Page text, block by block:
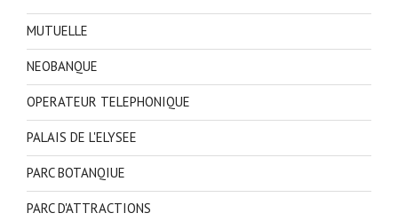
MUTUELLE
NEOBANQUE
OPERATEUR TELEPHONIQUE
PALAIS DE L'ELYSEE
PARC BOTANQIUE
PARC D'ATTRACTIONS